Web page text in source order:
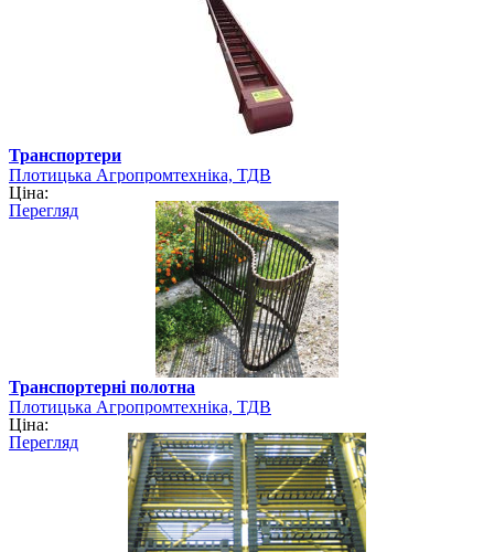
Транспортери
Плотицька Агропромтехніка, ТДВ
Ціна:
Перегляд
Транспортерні полотна
Плотицька Агропромтехніка, ТДВ
Ціна:
Перегляд